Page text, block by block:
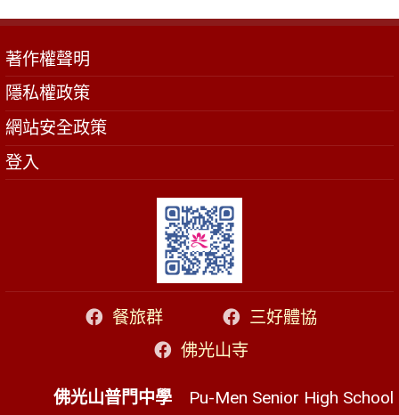
著作權聲明
隱私權政策
網站安全政策
登入
餐旅群
三好體協
佛光山寺
佛光山普門中學 Pu-Men Senior High School